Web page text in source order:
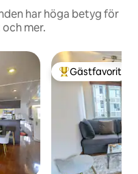
har höga betyg för
mer.
Populär
Gästfavorit